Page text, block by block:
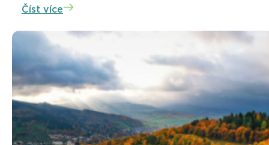
Číst více